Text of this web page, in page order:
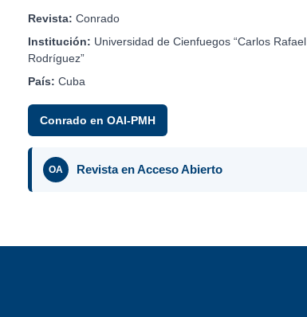
Revista: Conrado
Institución: Universidad de Cienfuegos “Carlos Rafael
Rodríguez”
País: Cuba
Conrado en OAI-PMH
OA Revista en Acceso Abierto